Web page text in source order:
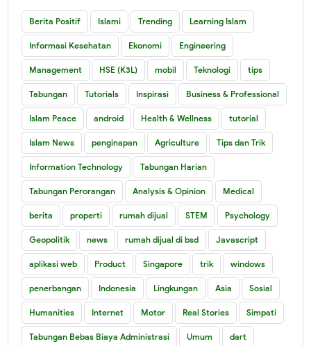
Berita Positif Islami Trending Learning Islam
Informasi Kesehatan Ekonomi Engineering
Management HSE (K3L) mobil Teknologi tips
Tabungan Tutorials Inspirasi Business & Professional
Islam Peace android Health & Wellness tutorial
Islam News penginapan Agriculture Tips dan Trik
Information Technology Tabungan Harian
Tabungan Perorangan Analysis & Opinion Medical
berita properti rumah dijual STEM Psychology
Geopolitik news rumah dijual di bsd Javascript
aplikasi web Product Singapore trik windows
penerbangan Indonesia Lingkungan Asia Sosial
Humanities Internet Motor Real Stories Simpati
Tabungan Bebas Biaya Administrasi Umum dart